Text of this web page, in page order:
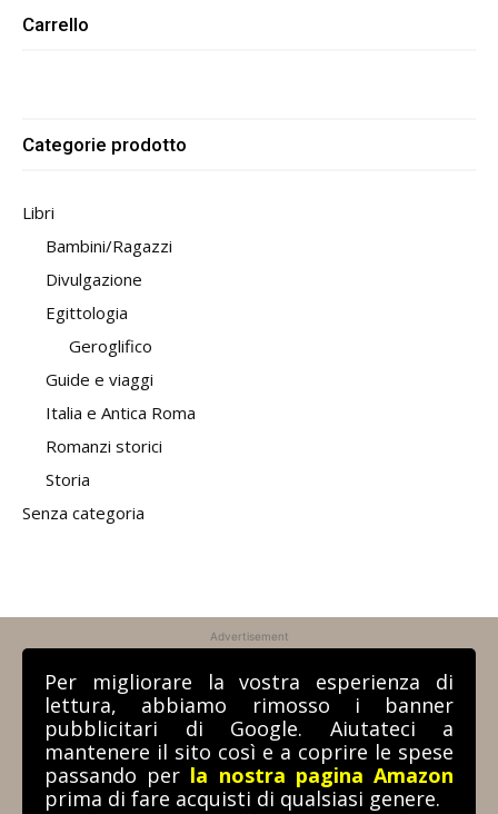
Carrello
Categorie prodotto
Libri
Bambini/Ragazzi
Divulgazione
Egittologia
Geroglifico
Guide e viaggi
Italia e Antica Roma
Romanzi storici
Storia
Senza categoria
Advertisement
Per migliorare la vostra esperienza di
lettura, abbiamo rimosso i banner
pubblicitari di Google. Aiutateci a
mantenere il sito così e a coprire le spese
passando per la nostra pagina Amazon
prima di fare acquisti di qualsiasi genere.